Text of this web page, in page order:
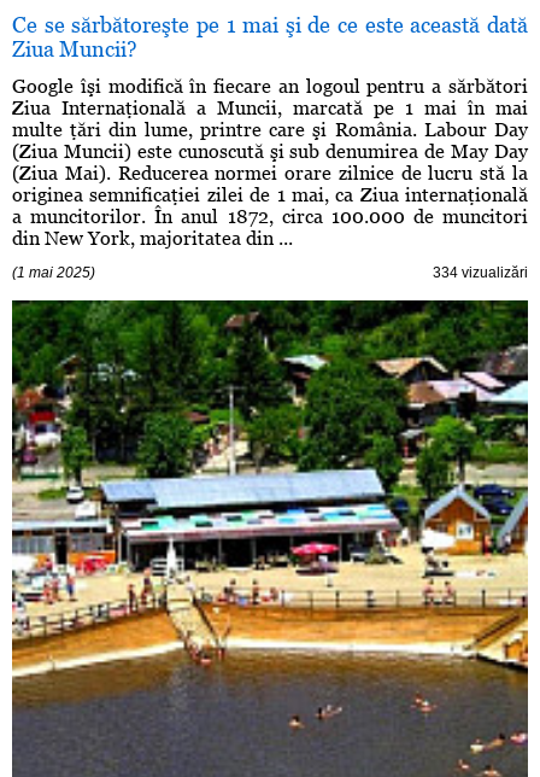
Ce se sărbătoreşte pe 1 mai şi de ce este această dată
Ziua Muncii?
Google îşi modifică în fiecare an logoul pentru a sărbători
Ziua Internaţională a Muncii, marcată pe 1 mai în mai
multe ţări din lume, printre care şi România. Labour Day
(Ziua Muncii) este cunoscută şi sub denumirea de May Day
(Ziua Mai). Reducerea normei orare zilnice de lucru stă la
originea semnificaţiei zilei de 1 mai, ca Ziua internaţională
a muncitorilor. În anul 1872, circa 100.000 de muncitori
din New York, majoritatea din ...
(1 mai 2025) 334 vizualizări